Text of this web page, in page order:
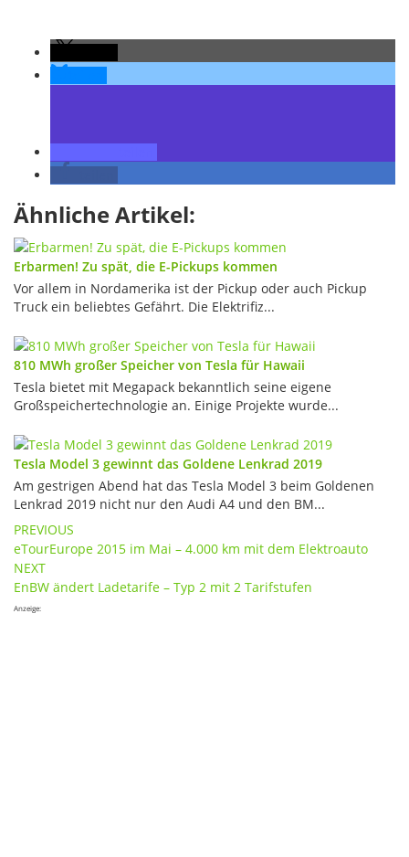
Ähnliche Artikel:
Erbarmen! Zu spät, die E-Pickups kommen
Vor allem in Nordamerika ist der Pickup oder auch Pickup
Truck ein beliebtes Gefährt. Die Elektrifiz...
810 MWh großer Speicher von Tesla für Hawaii
Tesla bietet mit Megapack bekanntlich seine eigene
Großspeichertechnologie an. Einige Projekte wurde...
Tesla Model 3 gewinnt das Goldene Lenkrad 2019
Am gestrigen Abend hat das Tesla Model 3 beim Goldenen
Lenkrad 2019 nicht nur den Audi A4 und den BM...
Post
navigation
PREVIOUS
eTourEurope 2015 im Mai – 4.000 km mit dem Elektroauto
NEXT
EnBW ändert Ladetarife – Typ 2 mit 2 Tarifstufen
Anzeige: